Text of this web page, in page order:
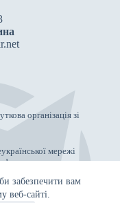
забезпечити вам
веб-сайті.
організація зі
мережі
року.
клуб